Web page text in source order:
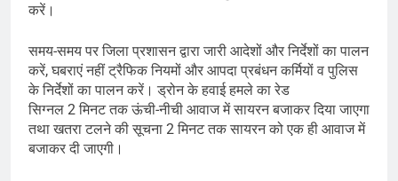
करें।
समय-समय पर जिला प्रशासन द्वारा जारी आदेशों और निर्देशों का पालन
करें, घबराएं नहीं ट्रैफिक नियमों और आपदा प्रबंधन कर्मियों व पुलिस
के निर्देशों का पालन करें। ड्रोन के हवाई हमले का रेड
सिग्नल 2 मिनट तक ऊंची-नीची आवाज में सायरन बजाकर दिया जाएगा
तथा खतरा टलने की सूचना 2 मिनट तक सायरन को एक ही आवाज में
बजाकर दी जाएगी।